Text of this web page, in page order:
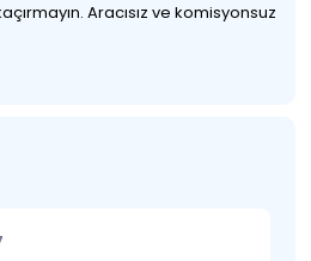
Aracısız ve komisyonsuz